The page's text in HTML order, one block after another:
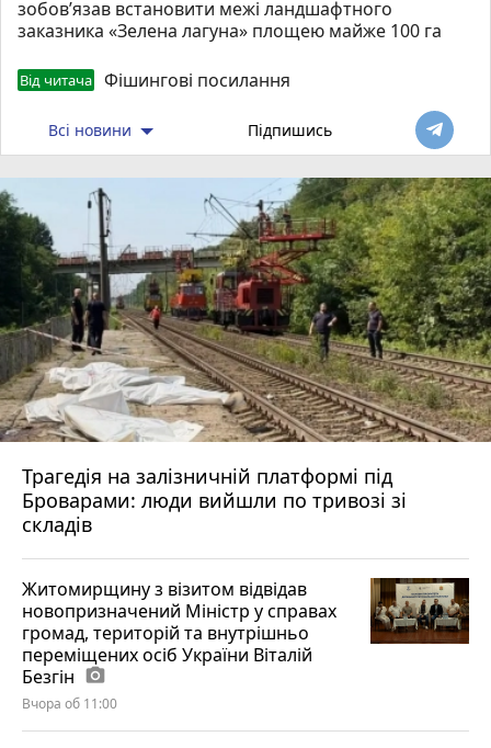
зобов’язав встановити межі ландшафтного
заказника «Зелена лагуна» площею майже 100 га
Від читача Фішингові посилання
Всі новини Підпишись
Трагедія на залізничній платформі під
Броварами: люди вийшли по тривозі зі
складів
Житомирщину з візитом відвідав
новопризначений Міністр у справах
громад, територій та внутрішньо
переміщених осіб України Віталій
Безгін photo_camera
Вчора об 11:00